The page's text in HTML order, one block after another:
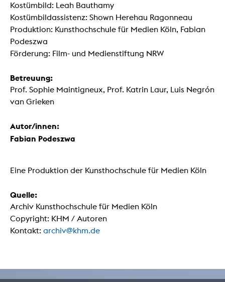
Kostümbild: Leah Bauthamy
Kostümbildassistenz: Shown Herehau Ragonneau
Produktion: Kunsthochschule für Medien Köln, Fabian
Podeszwa
Förderung: Film- und Medienstiftung NRW
Betreuung:
Prof. Sophie Maintigneux, Prof. Katrin Laur, Luis Negrón
van Grieken
Autor/innen:
Fabian Podeszwa
Eine Produktion der Kunsthochschule für Medien Köln
Quelle:
Archiv Kunsthochschule für Medien Köln
Copyright: KHM / Autoren
Kontakt: archiv@khm.de